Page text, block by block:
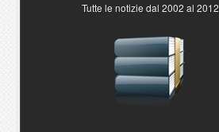
Tutte le notizie dal 2002 al 2012